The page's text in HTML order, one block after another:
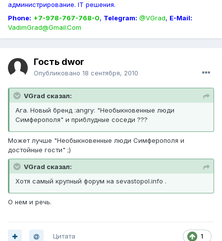
администрирование. IT решения.
Phone: +7-978-767-768-0, Telegram: @VGrad, E-Mail:
VadimGrad@Gmail.Com
Гость dwor
Опубликовано 18 сентября, 2010
VGrad сказал:
Ага. Новый бренд :angry: "Необыкновенные люди
Симферополя" и приблудные соседи ???
Может лучше "Необыкновенные люди Симферополя и
достойные гости" ;)
VGrad сказал:
Хотя самый крупный форум на sevastopol.info .
О нем и речь.
1
Цитата